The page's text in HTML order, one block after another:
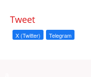
Tweet
X (Twitter) Telegram